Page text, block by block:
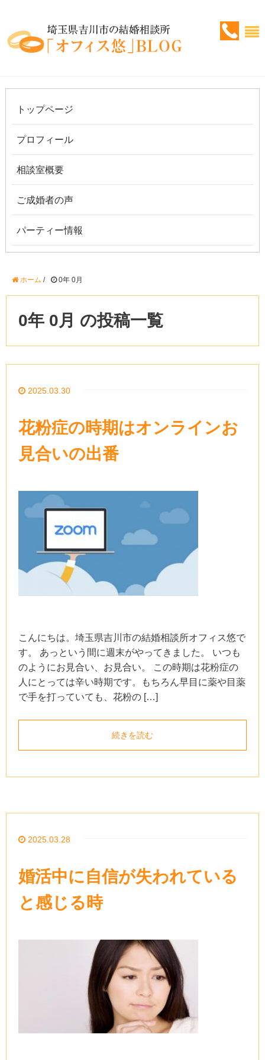
トップページ
プロフィール
相談室概要
ご成婚者の声
パーティー情報
ホーム / 0年 0月
0年 0月 の投稿一覧
2025.03.30
花粉症の時期はオンラインお
見合いの出番
こんにちは。埼玉県吉川市の結婚相談所オフィス悠で
す。 あっという間に週末がやってきました。 いつも
のようにお見合い、お見合い。 この時期は花粉症の
人にとっては辛い時期です。もちろん早目に薬や目薬
で手を打っていても、花粉の […]
続きを読む
2025.03.28
婚活中に自信が失われている
と感じる時